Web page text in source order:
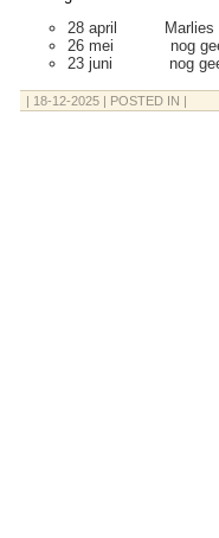
28 april Marlies
26 mei nog
23 juni nog
| 18-12-2025 | POSTED IN |